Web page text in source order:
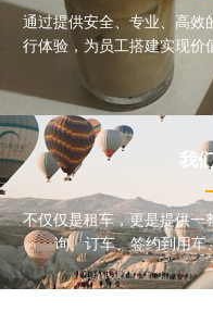
通过提供安全、专业、高效
行体验，为员工搭建实现价
我
不仅仅是租车，更是提供一
询、订车、签约到用车